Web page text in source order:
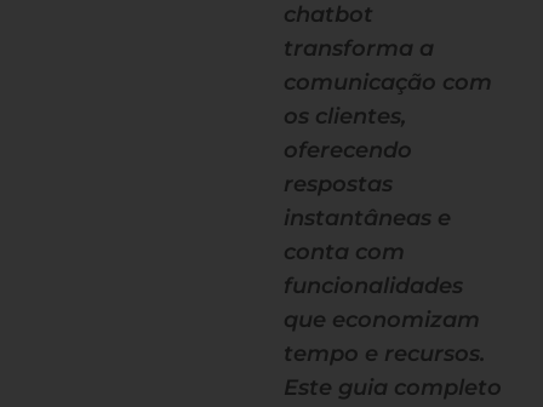
chatbot
transforma a
comunicação com
os clientes,
oferecendo
respostas
instantâneas e
conta com
funcionalidades
que economizam
tempo e recursos.
Este guia completo